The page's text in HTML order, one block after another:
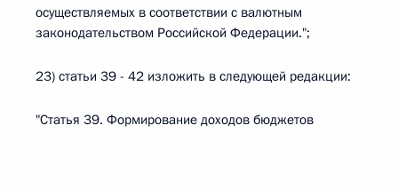
осуществляемых в соответствии с валютным
законодательством Российской Федерации.";
23) статьи 39 - 42 изложить в следующей редакции:
"Статья 39. Формирование доходов бюджетов